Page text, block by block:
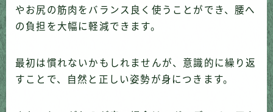
やお尻の筋肉をバランス良く使うことができ、腰へ
の負担を大幅に軽減できます。
最初は慣れないかもしれませんが、意識的に繰り返
すことで、自然と正しい姿勢が身につきます。